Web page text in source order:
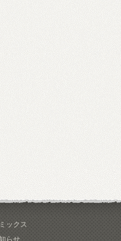
ックス
らせ